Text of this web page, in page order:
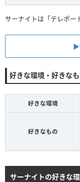
サーナイトは「テレポー
▶︎
好きな環境・好きな
好きな環境
好きなもの
サーナイトの好きな